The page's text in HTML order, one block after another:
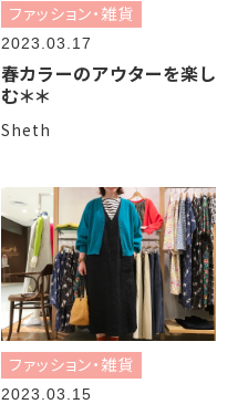
ファッション・雑貨
2023.03.17
春カラーのアウターを楽し
む＊＊
Sheth
ファッション・雑貨
2023.03.15